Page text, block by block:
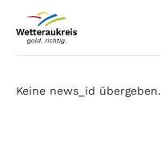
Keine news_id übergeben.